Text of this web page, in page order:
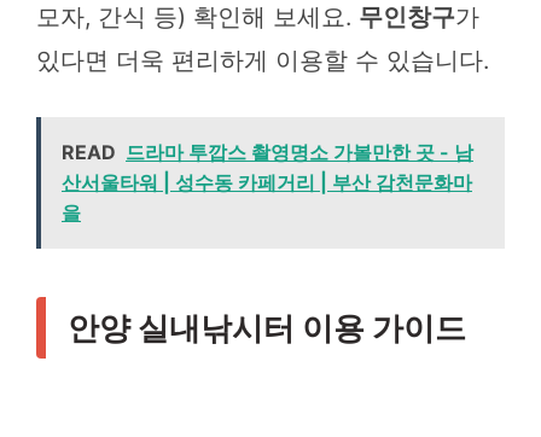
모자, 간식 등) 확인해 보세요. 무인창구가
있다면 더욱 편리하게 이용할 수 있습니다.
READ 드라마 투깝스 촬영명소 가볼만한 곳 - 남
산서울타워 | 성수동 카페거리 | 부산 감천문화마
을
안양 실내낚시터 이용 가이드